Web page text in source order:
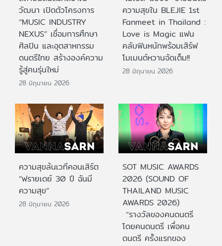
วัฒนา เปิดตัวโครงการ
“MUSIC INDUSTRY
NEXUS” เชื่อมการศึกษา
ศิลปิน และอุตสาหกรรม
ดนตรีไทย สร้างองค์ความ
รู้สู่คนรุ่นใหม่
28 มิถุนายน 2026
ความสุขใน BLEJIE 1st
Fanmeet in Thailand :
Love is Magic แฟน
คลับฟินหนักพร้อมเสิร์ฟ
โมเมนต์หวานจัดเต็ม!!
28 มิถุนายน 2026
ความสุขล้นเวทีคอนเสิร์ต
“ฟรายเดย์ 30 ปี ฉันมี
ความสุข”
28 มิถุนายน 2026
SOT MUSIC AWARDS
2026 (SOUND OF
THAILAND MUSIC
AWARDS 2026)
“รางวัลของคนดนตรี
โดยคนดนตรี เพื่อคน
ดนตรี ครั้งแรกของ